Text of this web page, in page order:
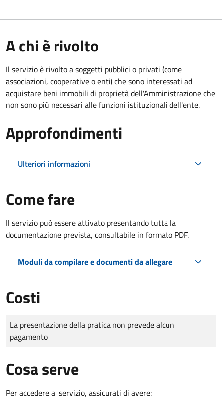
A chi è rivolto
Il servizio è rivolto a soggetti pubblici o privati (come
associazioni, cooperative o enti) che sono interessati ad
acquistare beni immobili di proprietà dell'Amministrazione che
non sono più necessari alle funzioni istituzionali dell'ente.
Approfondimenti
Ulteriori informazioni
Come fare
Il servizio può essere attivato presentando tutta la
documentazione prevista, consultabile in formato PDF.
Moduli da compilare e documenti da allegare
Costi
Tipo di pagamento
Importo
La presentazione della pratica non prevede alcun
pagamento
Cosa serve
Per accedere al servizio, assicurati di avere: